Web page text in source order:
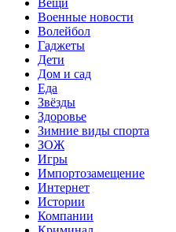
Военные новости
Волейбол
Гаджеты
Дети
Дом и сад
Еда
Звёзды
Здоровье
Зимние виды спорта
ЗОЖ
Игры
Импортозамещение
Интернет
Истории
Компании